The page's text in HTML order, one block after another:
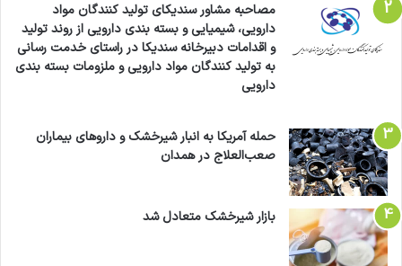
مصاحبه مشاور سندیکای تولید کنندگان مواد
دارویی، شیمیایی و بسته بندی دارویی از روند تولید
و اقدامات دبیرخانه سندیکا در راستای خدمت رسانی
به تولید کنندگان مواد دارویی و ملزومات بسته بندی
دارویی
حمله آمریکا به انبار شیرخشک و داروهای بیماران
صعب‌العلاج در همدان
بازار شیرخشک متعادل شد